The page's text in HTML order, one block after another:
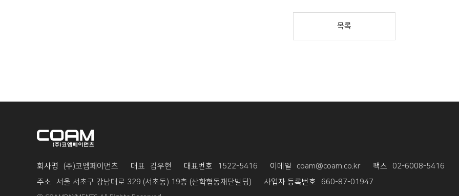
목록
회사명 (주)코엠페이먼츠 대표 김우현 대표번호 1522-5416 이메일 coam@coam.co.kr 팩스
02-6008-5416
주소
서울 서초구 강남대로 329 (서초동) 19층 (산학협동재단빌딩) 사업자 등록번호 660-87-01947